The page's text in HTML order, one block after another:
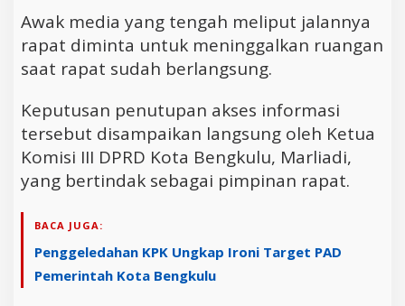
Awak media yang tengah meliput jalannya
rapat diminta untuk meninggalkan ruangan
saat rapat sudah berlangsung.
Keputusan penutupan akses informasi
tersebut disampaikan langsung oleh Ketua
Komisi III DPRD Kota Bengkulu, Marliadi,
yang bertindak sebagai pimpinan rapat.
BACA JUGA:
Penggeledahan KPK Ungkap Ironi Target PAD
Pemerintah Kota Bengkulu